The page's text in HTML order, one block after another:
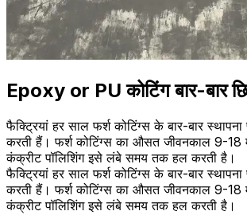
Epoxy or PU कोटिंग बार-बार
फैक्ट्रियां हर साल फर्श कोटिंग्स के बार-बार
करती हैं। फर्श कोटिंग्स का औसत जीवनकाल 9-
कंक्रीट पॉलिशिंग इसे लंबे समय तक हल करती है।
फैक्ट्रियां हर साल फर्श कोटिंग्स के बार-बार
करती हैं। फर्श कोटिंग्स का औसत जीवनकाल 9-
कंक्रीट पॉलिशिंग इसे लंबे समय तक हल करती है।